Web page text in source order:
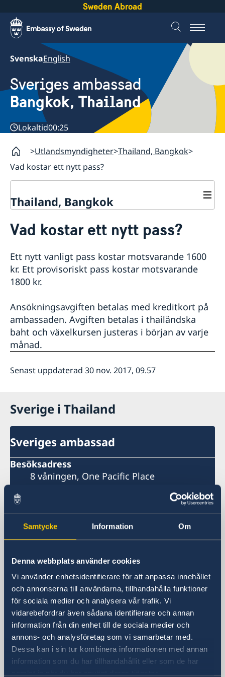
Samtycke Information Om
Denna webbplats använder cookies
Vi använder enhetsidentifierare för att anpassa innehållet
och annonserna till användarna, tillhandahålla funktioner
för sociala medier och analysera vår trafik. Vi
vidarebefordrar även sådana identifierare och annan
information från din enhet till de sociala medier och
annons- och analysföretag som vi samarbetar med.
Dessa kan i sin tur kombinera informationen med annan
information som du har tillhandahållit eller som de har
Sweden Abroad
SvenskaEnglish
Sveriges ambassad
Bangkok, Thailand
Lokaltid00:25
Utlandsmyndigheter Thailand, Bangkok
Vad kostar ett nytt pass?
Thailand, Bangkok
Om oss
Netikett
Sociala media - kommunikation
Dataskyddspolicy
Vi är en resurs för svenska företag
Team Sweden
Så kan du få stöd
Anmäl handelshinder
Aktuellt
Nyheter
Vad kostar ett nytt pass?
Ett nytt vanligt pass kostar motsvarande 1600
kr. Ett provisoriskt pass kostar motsvarande
1800 kr.
Ansökningsavgiften betalas med kreditkort på
ambassaden. Avgiften betalas i thailändska
baht och växelkursen justeras i början av varje
månad.
Senast uppdaterad 30 nov. 2017, 09.57
Sverige i Thailand
Sveriges ambassad
Besöksadress
8 våningen, One Pacific Place
Ambassaden ligger bredvid Landmark
Hotel
Postadress
Embassy of Sweden
P.O. Box 1324
Nana Post Office
Bangkok 10110
Thailand
Telefonnummer
Telefontid: måndag, tisdag, torsdag kl.
08.30-10.00, 14.00-16.00. Telefontid: